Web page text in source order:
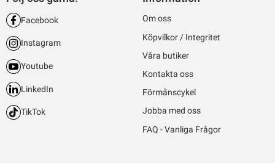
Facebook
Instagram
Youtube
LinkedIn
TikTok
Om oss
Köpvilkor / Integritet
Våra butiker
Kontakta oss
Förmånscykel
Jobba med oss
FAQ - Vanliga Frågor